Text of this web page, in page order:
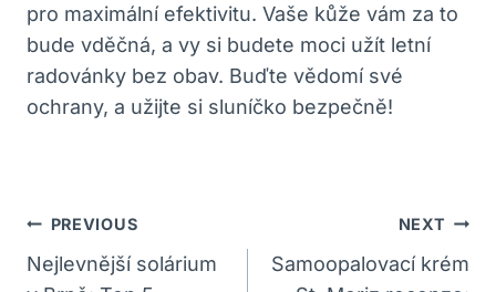
pro maximální efektivitu. Vaše kůže vám za to
bude vděčná, a vy si budete moci užít letní
radovánky bez obav. Buďte vědomí své
ochrany, a užijte si sluníčko bezpečně!
Navigace
Pro
PREVIOUS
Nejlevnější solárium
NEXT
Samoopalovací krém